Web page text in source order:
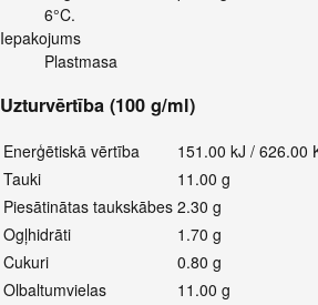
6°C.
Iepakojums
Plastmasa
Uzturvērtība (100 g/ml)
Enerģētiskā vērtība
151.00 kJ / 626.00
Tauki
11.00 g
Piesātinātas taukskābes 2.30 g
Ogļhidrāti
1.70 g
Cukuri
0.80 g
Olbaltumvielas
11.00 g